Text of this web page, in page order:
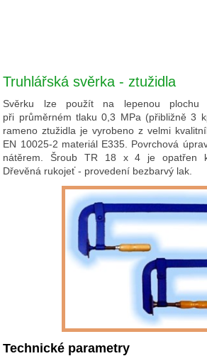
Truhlářská svěrka - ztužidla
Svěrku lze použít na lepenou
při průměrném tlaku 0,3 MPa (přibližně 3
rameno ztužidla je vyrobeno z velmi
EN 10025-2 materiál E335. Povrchová
nátěrem. Šroub TR 18 x 4 je opatřen
Dřevěná rukojeť - provedení bezbarvý lak.
Technické parametry